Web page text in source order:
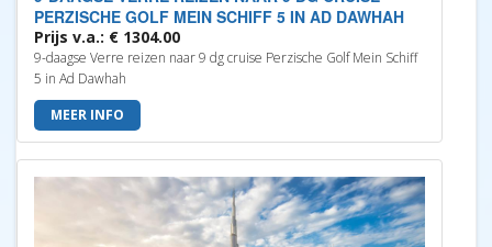
PERZISCHE GOLF MEIN SCHIFF 5 IN AD DAWHAH
Prijs v.a.: € 1304.00
9-daagse Verre reizen naar 9 dg cruise Perzische Golf Mein Schiff
5 in Ad Dawhah
MEER INFO